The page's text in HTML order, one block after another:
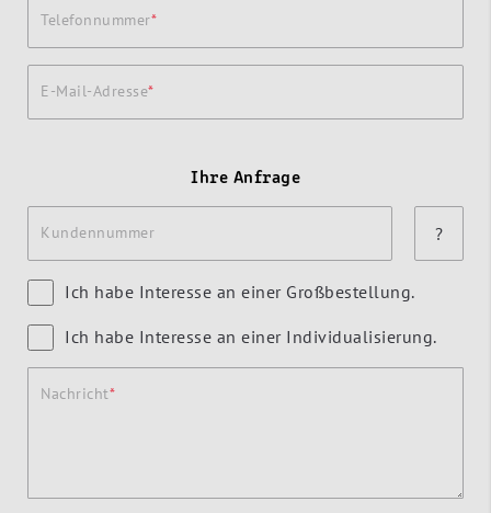
Telefonnummer
E-Mail-Adresse
Ihre Anfrage
Kundennummer ?
Ich habe Interesse an einer Großbestellung.
Ich habe Interesse an einer Individualisierung.
Nachricht